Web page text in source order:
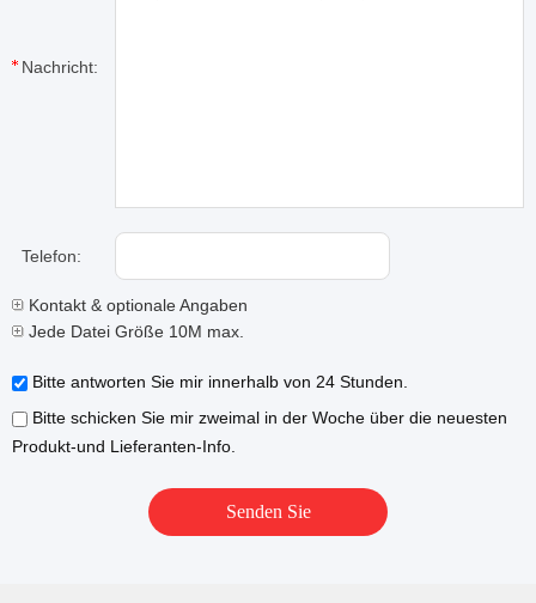
Nachricht:
Telefon:
Kontakt & optionale Angaben
Jede Datei Größe 10M max.
Bitte antworten Sie mir innerhalb von 24 Stunden.
Bitte schicken Sie mir zweimal in der Woche über die neuesten
Produkt-und Lieferanten-Info.